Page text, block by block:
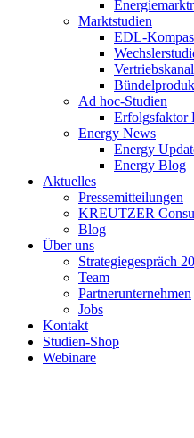
Marktstudien
EDL-
Ad hoc-Studien
Erfolgsfaktor
Energy News
Energy
Energy Blog
Aktuelles
Pressemitteilungen
KREUTZER
Blog
Über uns
Strategiegespräch
Team
Partnerunternehmen
Jobs
Kontakt
Studien-Shop
Webinare